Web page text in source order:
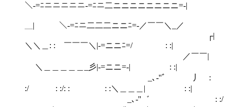
＼‐=ﾆニニニニニ‐=ﾆニ二ニニニニニニニニ=‐|
＿|￣￣￣＼‐=ﾆニ二二二ニニﾆ=‐／￣￣＼_／
┌|
＼＼＿: : ￣￣￣＼|‐=ニニﾆ=/ : :|
／￣￣|
＼＿＿＿＿＿_彡|‐=ニニ=‐| : :|
_､-''゛ 丿 :
:/ : :/: : : :＼＿＿＿| : :|
_､-''゛ : :/